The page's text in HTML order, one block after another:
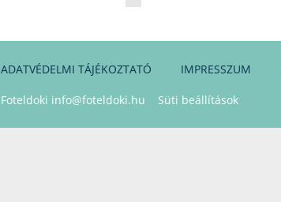
ADATVÉDELMI TÁJÉKOZTATÓ IMPRESSZUM
Foteldoki info@foteldoki.hu Süti beállítások